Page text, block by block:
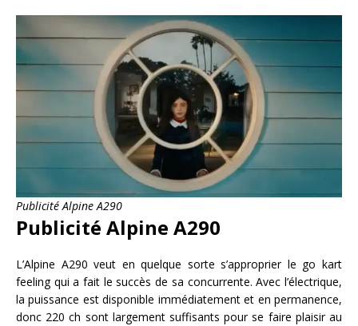
Publicité Alpine A290
Publicité Alpine A290
L’Alpine A290 veut en quelque sorte s’approprier le go kart
feeling qui a fait le succès de sa concurrente. Avec l’électrique,
la puissance est disponible immédiatement et en permanence,
donc 220 ch sont largement suffisants pour se faire plaisir au